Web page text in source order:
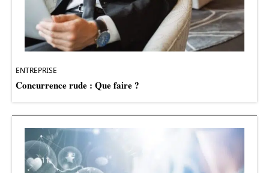
ENTREPRISE
Concurrence rude : Que faire ?